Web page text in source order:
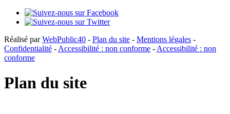
Réalisé parWebPublic40 - Plan du site - Mentions légales -
Confidentialité - Accessibilité : non conforme - Accessibilité : non
conforme
Plan du site